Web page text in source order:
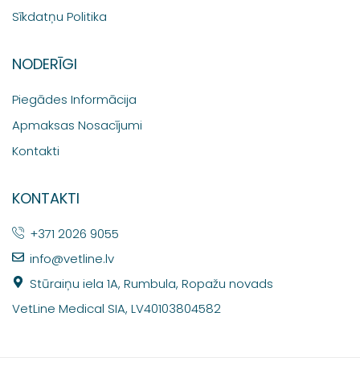
Sīkdatņu Politika
NODERĪGI
Piegādes Informācija
Apmaksas Nosacījumi
Kontakti
KONTAKTI
+371 2026 9055
info@vetline.lv
Stūraiņu iela 1A, Rumbula, Ropažu novads
VetLine Medical SIA, LV40103804582